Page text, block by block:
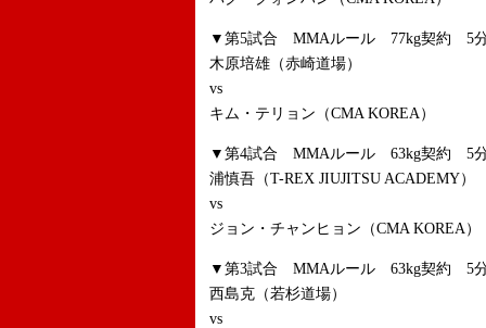
▼第5試合 MMAルール 77kg契約 5
木原培雄（赤崎道場）
vs
キム・テリョン（CMA KOREA）
▼第4試合 MMAルール 63kg契約 5
浦慎吾（T-REX JIUJITSU ACADEMY）
vs
ジョン・チャンヒョン（CMA KOREA）
▼第3試合 MMAルール 63kg契約 5
西島克（若杉道場）
vs